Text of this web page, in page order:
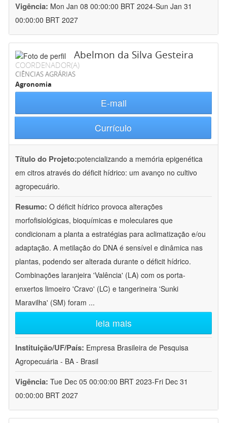
Vigência: Mon Jan 08 00:00:00 BRT 2024-Sun Jan 31
00:00:00 BRT 2027
Abelmon da Silva Gesteira
COORDENADOR(A)
CIÊNCIAS AGRÁRIAS
Agronomia
E-mail
Currículo
Título do Projeto:potencializando a memória epigenética
em citros através do déficit hídrico: um avanço no cultivo
agropecuário.
Resumo: O déficit hídrico provoca alterações
morfofisiológicas, bioquímicas e moleculares que
condicionam a planta a estratégias para aclimatização e/ou
adaptação. A metilação do DNA é sensível e dinâmica nas
plantas, podendo ser alterada durante o déficit hídrico.
Combinações laranjeira 'Valência' (LA) com os porta-
enxertos limoeiro 'Cravo' (LC) e tangerineira 'Sunki
Maravilha' (SM) foram ...
leia mais
Instituição/UF/País: Empresa Brasileira de Pesquisa
Agropecuária - BA - Brasil
Vigência: Tue Dec 05 00:00:00 BRT 2023-Fri Dec 31
00:00:00 BRT 2027